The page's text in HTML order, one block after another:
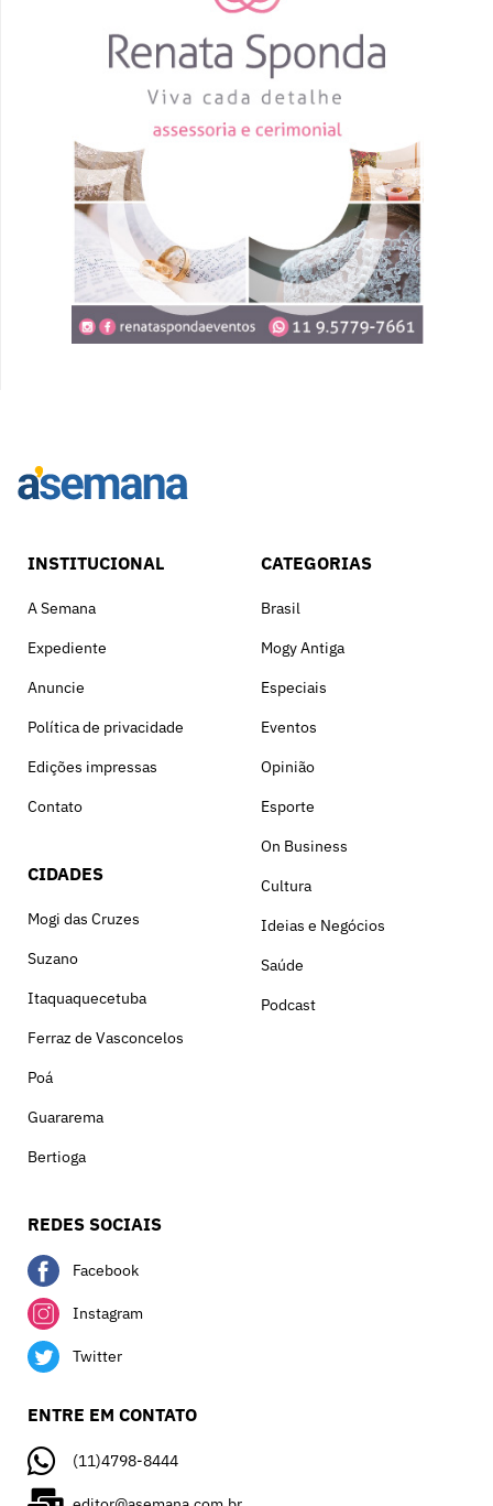
INSTITUCIONAL
A Semana
Expediente
Anuncie
Política de privacidade
Edições impressas
Contato
CIDADES
Mogi das Cruzes
Suzano
Itaquaquecetuba
Ferraz de Vasconcelos
Poá
Guararema
Bertioga
CATEGORIAS
Brasil
Mogy Antiga
Especiais
Eventos
Opinião
Esporte
On Business
Cultura
Ideias e Negócios
Saúde
Podcast
REDES SOCIAIS
Facebook
Instagram
Twitter
ENTRE EM CONTATO
(11)4798-8444